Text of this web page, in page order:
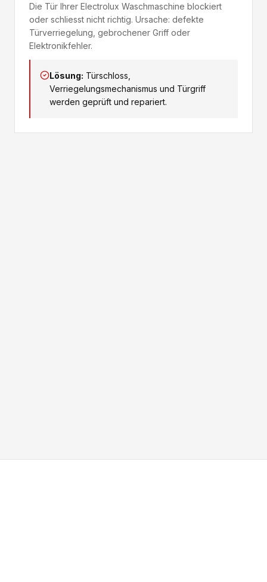
Die Tür Ihrer Electrolux Waschmaschine blockiert
oder schliesst nicht richtig. Ursache: defekte
Türverriegelung, gebrochener Griff oder
Elektronikfehler.
Lösung: Türschloss,
Verriegelungsmechanismus und Türgriff
werden geprüft und repariert.